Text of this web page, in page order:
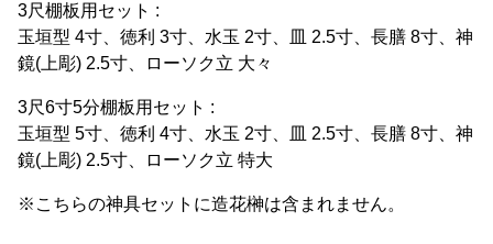
3尺棚板用セット :
玉垣型 4寸、徳利 3寸、水玉 2寸、皿 2.5寸、長膳 8寸、神
鏡(上彫) 2.5寸、ローソク立 大々
3尺6寸5分棚板用セット :
玉垣型 5寸、徳利 4寸、水玉 2寸、皿 2.5寸、長膳 8寸、神
鏡(上彫) 2.5寸、ローソク立 特大
※こちらの神具セットに造花榊は含まれません。